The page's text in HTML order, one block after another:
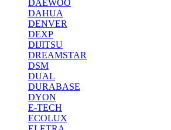
DAEWOO
DAHUA
DENVER
DEXP
DIJITSU
DREAMSTAR
DSM
DUAL
DURABASE
DYON
E-TECH
ECOLUX